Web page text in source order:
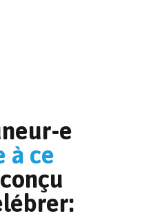
e
à ce
conçu